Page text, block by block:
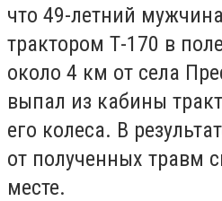
что 49-летний
трактором Т-170 в
около 4 км от села
выпал из кабины
его колеса. В
от полученных травм
месте.